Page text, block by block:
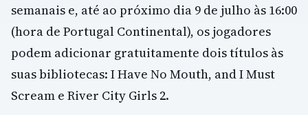
semanais e, até ao próximo dia 9 de julho às 16:00
(hora de Portugal Continental), os jogadores
podem adicionar gratuitamente dois títulos às
suas bibliotecas: I Have No Mouth, and I Must
Scream e River City Girls 2.